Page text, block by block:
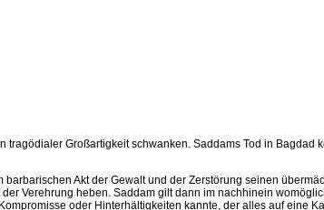
Großartigkeit schwanken. Saddams Tod in Bagdad
Akt der Gewalt und der Zerstörung seinen
Verehrung heben. Saddam gilt dann im nachhinein
oder Hinterhältigkeiten kannte, der alles auf eine